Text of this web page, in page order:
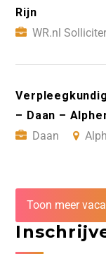
Rijn
WR.nl
– Daan –
Daan
Toon meer